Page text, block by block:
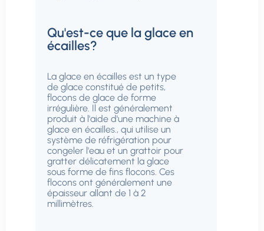
Qu'est-ce que la glace en
écailles?
La glace en écailles est un type
de glace constitué de petits,
flocons de glace de forme
irrégulière. Il est généralement
produit à l'aide d'une machine à
glace en écailles., qui utilise un
système de réfrigération pour
congeler l'eau et un grattoir pour
gratter délicatement la glace
sous forme de fins flocons. Ces
flocons ont généralement une
épaisseur allant de 1 à 2
millimètres.